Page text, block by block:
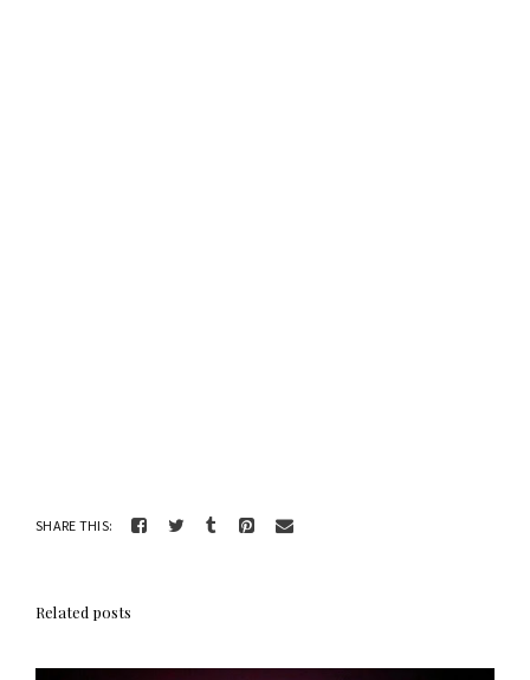
SHARE THIS:
Related posts